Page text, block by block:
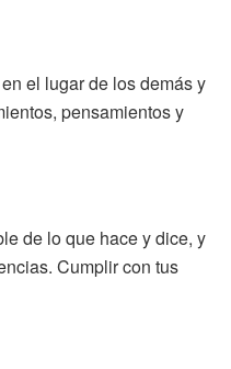
el lugar de los demás y
pensamientos y
de lo que hace y dice, y
Cumplir con tus